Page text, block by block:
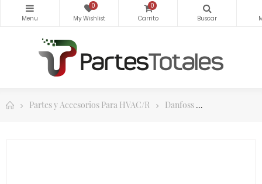
0 0
Partes y Accesorios Para HVAC/R Danfoss